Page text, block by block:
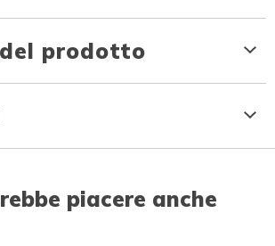
prodotto
piacere anche